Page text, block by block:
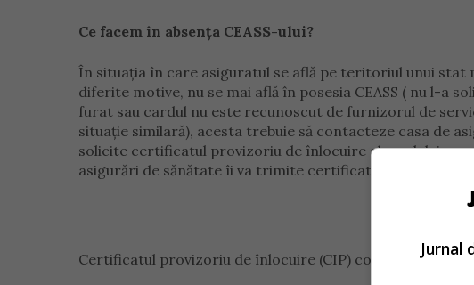
Ce facem în absenţa CEASS-ului?
În situaţia în care asiguratul se află pe teritoriul unui
diferite motive, nu se mai află în posesia CEASS ( nu l-a
furat sau cardul nu este recunoscut de furnizorul de
situaţie similară), acesta trebuie să contacteze casa de
solicite certificatul provizoriu de înlocuire al cardului
asigurări de sănătate îi va trimite certificatul la adresa
Certificatul provizoriu de înlocuire (CIP) conferă
Jurnal